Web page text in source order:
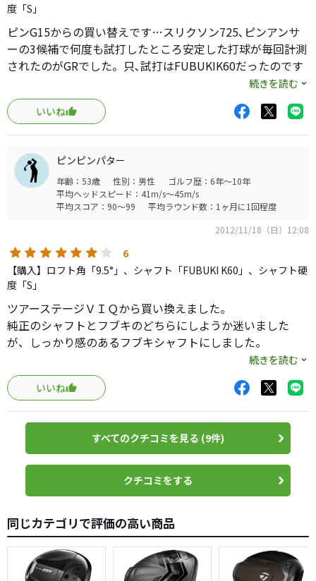
度「S」
ピンG15からの買い替えです…スリクソン725､ピンアンサ
ーの3候補で何度も試打したところ安定した打球が毎回計測
されたのがGRでした。只､試打はFUBUKIK60だったのです
がお店の方の薦めもありK70のシャフトにして購入しまし
た｡最初の練習では持球ドローですが、やはり硬いせいかス
ライス連発でした｡何回か練習後、一回目のラウンドでは思
うような打球は数回でしたが、二回目のラウンドではほぼ
納得の行くドローボールが連発し、早い打球で飛距離も確
実に延びてると実感出来ました！買い替え正解です！
続きを読む
いいね
ピンピンパター
年齢：53歳 性別：男性
ゴルフ歴：6年～10年
平均ヘッドスピード：41m/s～45m/s
平均スコア：90～99
平均ラウンド数：1ヶ月に1回程度
2012/11/18（日）12:08
6
【購入】ロフト角「9.5°」、シャフト「FUBUKI K60」、シャフト硬
度「S」
ツアーステージＶＩＱから買い換えました。
純正のシャフトとフブキのどちらにしようか迷いました
が、しっかり感のあるフブキシャフトにしました。
最初はＶＩＱに比べたらつかまりにくく、スライスがよく
出ましたが、練習を積んで徐々に振り切れるようになる
と、２５０ヤード前後の飛距離が安定して出るようになり
ました。
シャフトのせいか、非常に方向性がいいし、曲がりにくい
と思います。左に飛ぶことをあまり心配しなくてもいいの
で、思いっきり振れます。
ある程度ボールをつかまえることのできる中級者には特に
おすすめだと思います。
続きを読む
いいね
すべてのクチコミを見る (9件)
クチコミをする
同じカテゴリで評価の高い商品